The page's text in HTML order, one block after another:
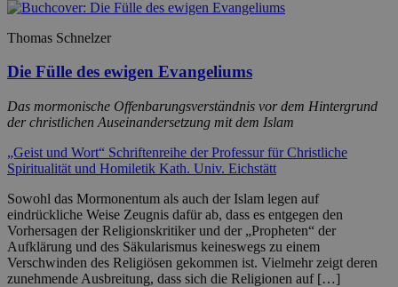
Thomas Schnelzer
Die Fülle des ewigen Evangeliums
Das mormonische Offenbarungsverständnis vor dem Hintergrund
der christlichen Auseinandersetzung mit dem Islam
„Geist und Wort“ Schriftenreihe der Professur für Christliche
Spiritualität und Homiletik Kath. Univ. Eichstätt
Sowohl das Mormonentum als auch der Islam legen auf
eindrückliche Weise Zeugnis dafür ab, dass es entgegen den
Vorhersagen der Religionskritiker und der „Propheten“ der
Aufklärung und des Säkularismus keineswegs zu einem
Verschwinden des Religiösen gekommen ist. Vielmehr zeigt deren
zunehmende Ausbreitung, dass sich die Religionen auf […]